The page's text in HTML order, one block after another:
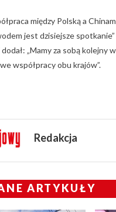
między Polską a
jest dzisiejsze
„Mamy za sobą
współpracy obu krajów”.
Redakcja
ARTYKUŁY